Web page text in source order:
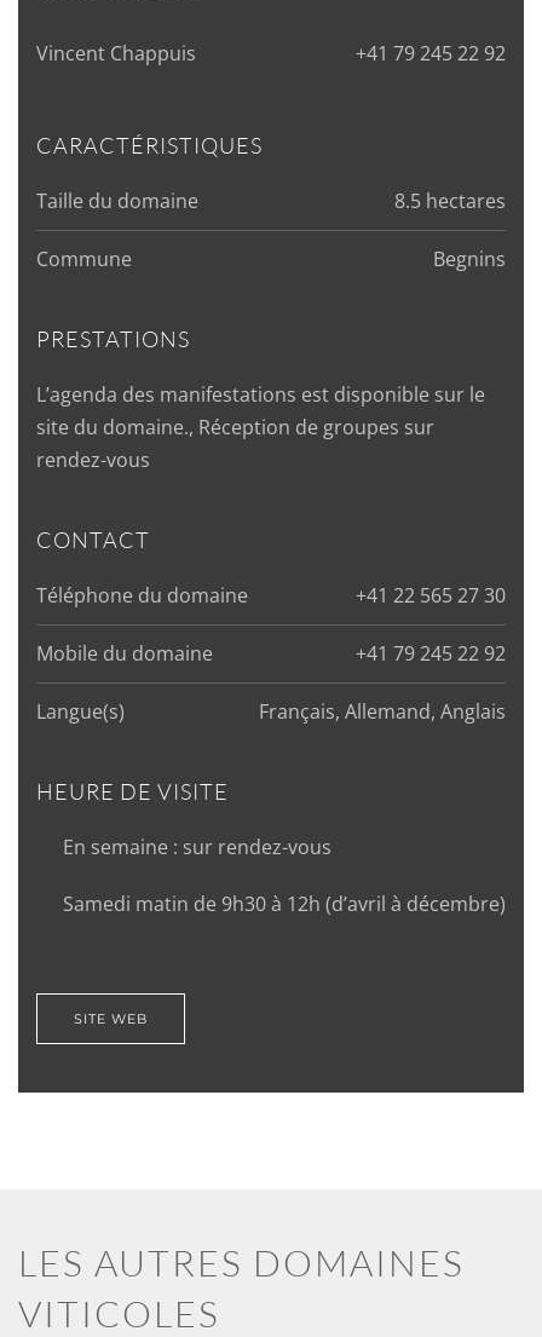
Vincent Chappuis +41 79 245 22 92
CARACTÉRISTIQUES
Taille du domaine 8.5 hectares
Commune Begnins
PRESTATIONS
L’agenda des manifestations est disponible sur le
site du domaine., Réception de groupes sur
rendez-vous
CONTACT
Téléphone du domaine +41 22 565 27 30
Mobile du domaine +41 79 245 22 92
Langue(s) Français, Allemand, Anglais
HEURE DE VISITE
En semaine : sur rendez-vous
Samedi matin de 9h30 à 12h (d’avril à décembre)
SITE WEB
LES AUTRES DOMAINES
VITICOLES